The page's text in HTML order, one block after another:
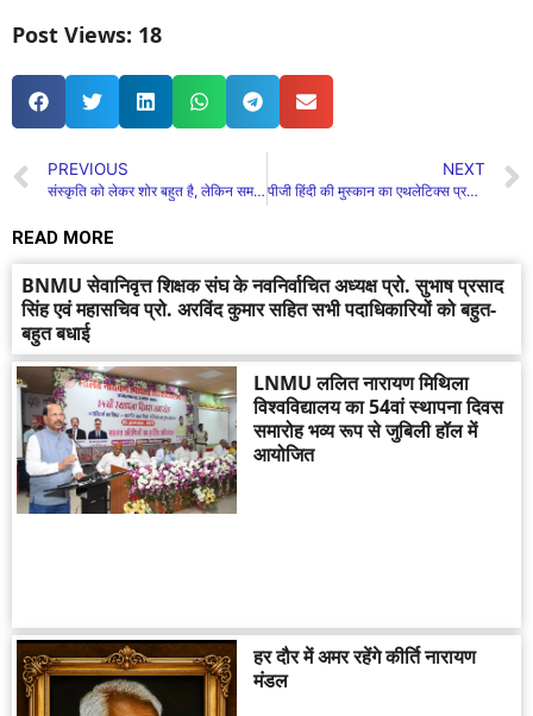
Post Views: 18
PREVIOUS
संस्कृति को लेकर शोर बहुत है, लेकिन समझ बहुत कम : डॉ. आलोक टंडन
NEXT
पीजी हिंदी की मुस्कान का एथलेटिक्स प्रतियोगिता में जलवा। मिला 4 गोल्ड मेडल।
READ MORE
BNMU सेवानिवृत्त शिक्षक संघ के नवनिर्वाचित अध्यक्ष प्रो. सुभाष प्रसाद
सिंह एवं महासचिव प्रो. अरविंद कुमार सहित सभी पदाधिकारियों को बहुत-
बहुत बधाई
LNMU ललित नारायण मिथिला
विश्वविद्यालय का 54वां स्थापना दिवस
समारोह भव्य रूप से जुबिली हॉल में
आयोजित
हर दौर में अमर रहेंगे कीर्ति नारायण
मंडल